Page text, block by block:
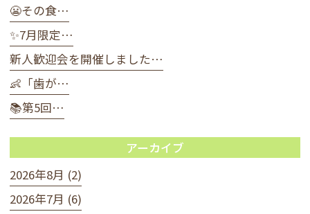
😬その食…
✨7月限定…
新人歓迎会を開催しました…
👶「歯が…
📚第5回…
アーカイブ
2026年8月 (2)
2026年7月 (6)